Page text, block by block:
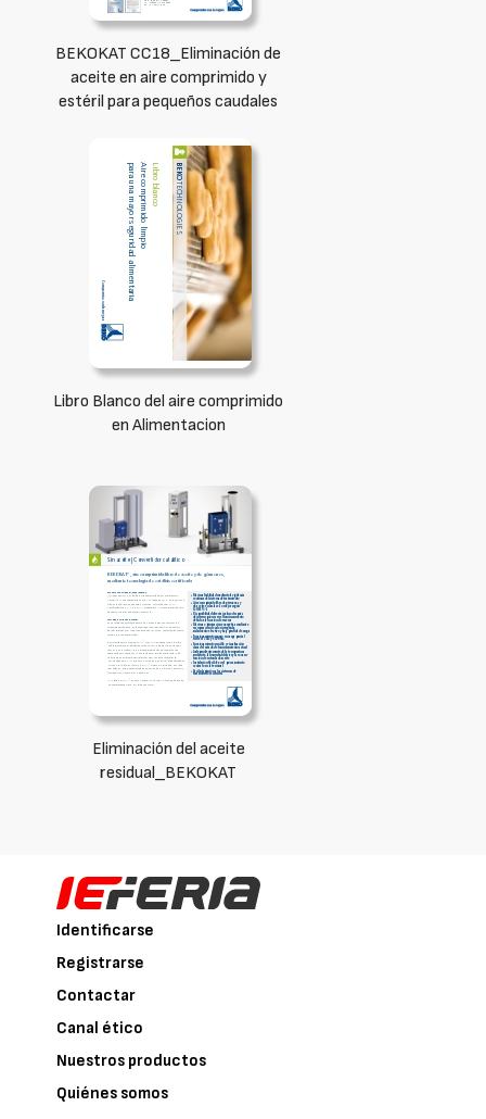
BEKOKAT CC18_Eliminación de
aceite en aire comprimido y
estéril para pequeños caudales
Libro Blanco del aire comprimido
en Alimentacion
Eliminación del aceite
residual_BEKOKAT
Identificarse
Registrarse
Contactar
Canal ético
Nuestros productos
Quiénes somos